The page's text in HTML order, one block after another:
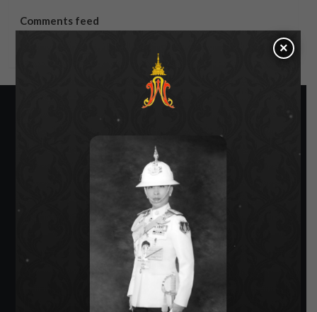
Comments feed
SIAMRATH VARIETY
THE BEST ENTERTAINMENT
×